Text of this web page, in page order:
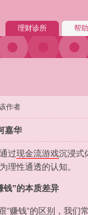
理财诊所 帮助
作者
嘉华
过现金流游戏沉浸式
理性通透的认知。
钱”的本质差异
赚钱“的区别，我们